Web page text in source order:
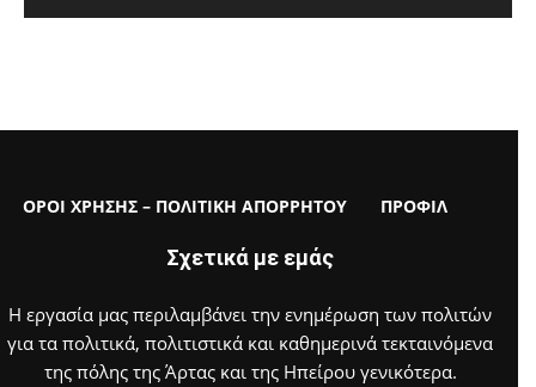
ΟΡΟΙ ΧΡΗΣΗΣ – ΠΟΛΙΤΙΚΗ ΑΠΟΡΡΗΤΟΥ ΠΡΟΦΙΛ
Σχετικά με εμάς
Η εργασία μας περιλαμβάνει την ενημέρωση των πολιτών
για τα πολιτικά, πολιτιστικά και καθημερινά τεκταινόμενα
της πόλης της Άρτας και της Ηπείρου γενικότερα.